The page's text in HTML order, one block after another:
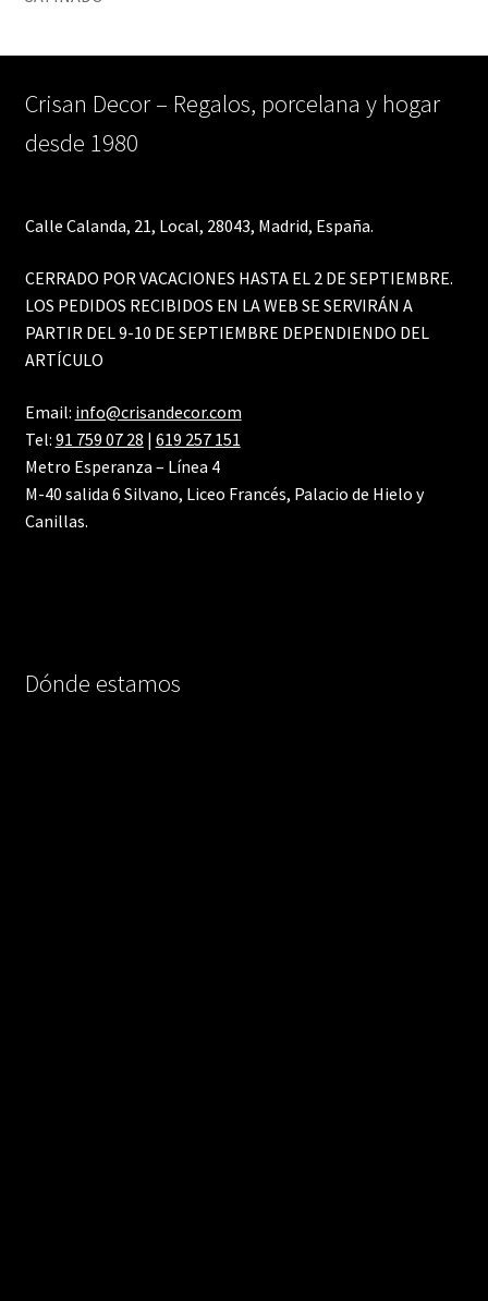
Crisan Decor – Regalos, porcelana y hogar
desde 1980
Calle Calanda, 21, Local, 28043, Madrid, España.
CERRADO POR VACACIONES HASTA EL 2 DE SEPTIEMBRE.
LOS PEDIDOS RECIBIDOS EN LA WEB SE SERVIRÁN A
PARTIR DEL 9-10 DE SEPTIEMBRE DEPENDIENDO DEL
ARTÍCULO
Email: info@crisandecor.com
Tel: 91 759 07 28 | 619 257 151
Metro Esperanza – Línea 4
M-40 salida 6 Silvano, Liceo Francés, Palacio de Hielo y
Canillas.
Dónde estamos